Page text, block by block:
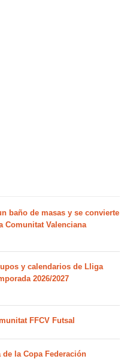
baño de masas y se convierte
Comunitat Valenciana
y calendarios de Lliga
2026/2027
FFCV Futsal
la Copa Federación